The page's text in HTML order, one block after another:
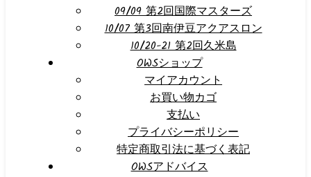
09/09 第2回国際マスターズ
10/07 第3回南伊豆アクアスロン
10/20-21 第2回久米島
OWSショップ
マイアカウント
お買い物カゴ
支払い
プライバシーポリシー
特定商取引法に基づく表記
OWSアドバイス